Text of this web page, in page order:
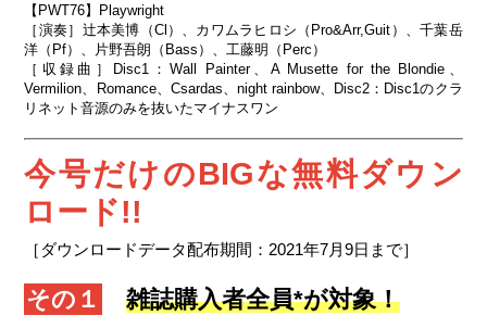
【PWT76】Playwright
［演奏］辻本美博（Cl）、カワムラヒロシ（Pro&Arr,Guit）、千葉岳
洋（Pf）、片野吾朗（Bass）、工藤明（Perc）
［収録曲］Disc1：Wall Painter、A Musette for the Blondie、
Vermilion、Romance、Csardas、night rainbow、Disc2：Disc1のクラ
リネット音源のみを抜いたマイナスワン
今号だけのBIGな無料ダウン
ロード!!
［ダウンロードデータ配布期間：2021年7月9日まで］
その１ 雑誌購入者全員*が対象！